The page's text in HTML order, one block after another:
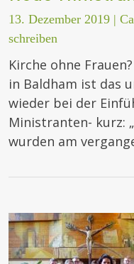
13. Dezember 2019 |
schreiben
Kirche ohne
in Baldham ist das
wieder bei der
Ministranten- kurz:
wurden am